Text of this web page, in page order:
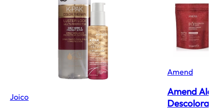
Joico
Amend
Amend Aloe